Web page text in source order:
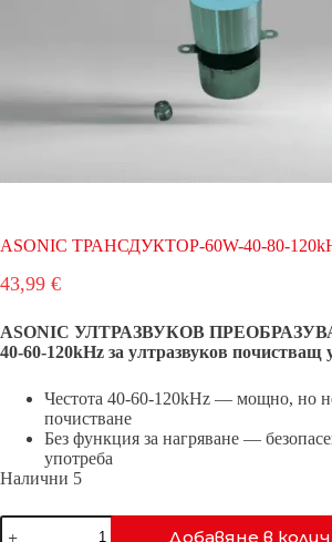
ASONIC ТРАНСДУКТОР-60W-40-80-
43,99 €
ASONIC УЛТРАЗВУКОВ
40-60-120kHz за ултразвуков почистващ
Честота 40-60-120kHz — мощно, но
почистване
Без функция за нагряване —
употреба
Налични 5
количество
Добавяне в